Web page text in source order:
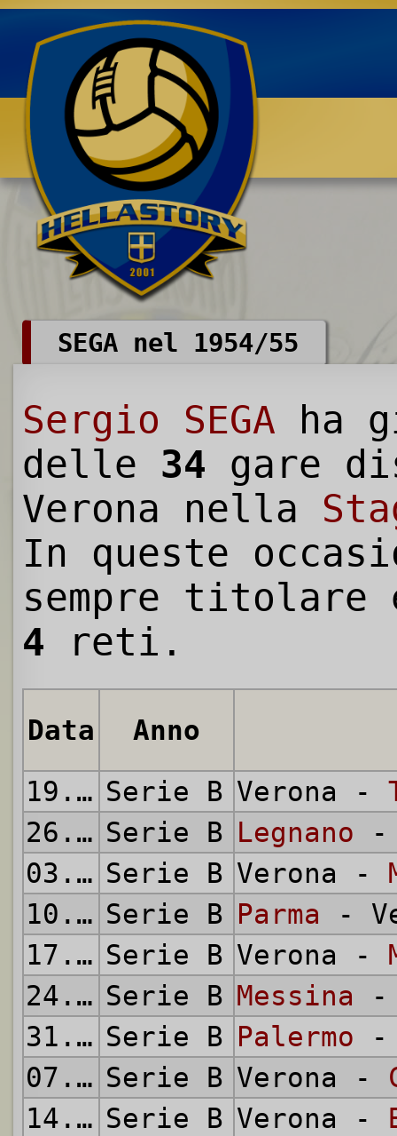
Benvenuti su HELLASTORY.net
SEGA nel 1954/55
Sergio SEGA ha
delle 34 gare
Verona nella
In queste
sempre titolare
4 reti.
Data Anno
19.09.1954 Serie B Verona -
26.09.1954 Serie B Legnano -
03.10.1954 Serie B Verona -
10.10.1954 Serie B Parma -
17.10.1954 Serie B Verona -
24.10.1954 Serie B Messina -
31.10.1954 Serie B Palermo -
07.11.1954 Serie B Verona -
14.11.1954 Serie B Verona -